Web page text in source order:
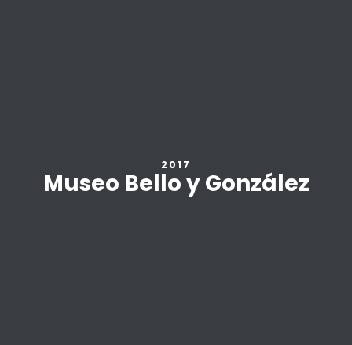
2017
Museo Bello y González